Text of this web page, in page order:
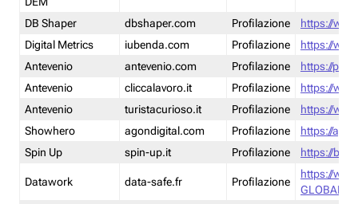
DB Shaper
dbshaper.com Profilazione
https://
Digital Metrics
iubenda.com Profilazione
https://
Antevenio
antevenio.com Profilazione
https://
Antevenio
cliccalavoro.it Profilazione
https://
Antevenio
turistacurioso.it Profilazione
https://
Showhero
agondigital.com Profilazione
https://
Spin Up
spin-up.it Profilazione https://
Datawork data-safe.fr Profilazione
https://
GLOBAL-